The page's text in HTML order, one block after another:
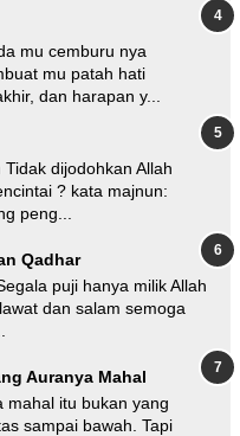
mu cemburu nya
mu patah hati
dan harapan y...
dijodohkan Allah
? kata majnun:
peng...
Qadhar
puji hanya milik Allah
dan salam semoga
Auranya Mahal
mahal itu bukan yang
sampai bawah. Tapi